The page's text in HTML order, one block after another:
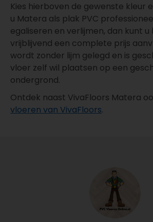
Kies hierboven de gewenste kleur
u Matera als plak PVC
egaliseren en verlijmen, dan kunt
vrijblijvend een complete prijs
wordt zonder lijm gelegd en is
vloer zelf wil plaatsen op een
ondergrond.
Ontdek naast VivaFloors Matera
vloeren van VivaFloors.